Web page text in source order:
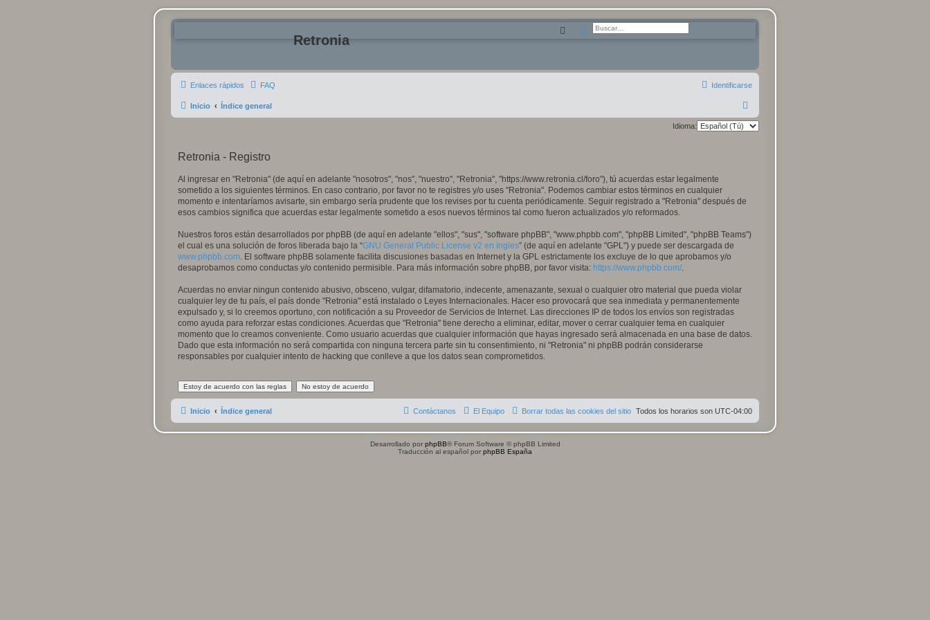
Retronia
BuscarBúsqueda avanzada
Enlaces rápidos FAQ Identificarse
Inicio Índice general
u
Idioma:
Retronia - Registro
Al ingresar en "Retronia" (de aquí en adelante "nosotros", "nos", "nuestro", "Retronia", "https://www.retronia.cl/foro"), tú acuerdas estar legalmente
sometido a los siguientes términos. En caso contrario, por favor no te registres y/o uses "Retronia". Podemos cambiar estos términos en cualquier
momento e intentaríamos avisarte, sin embargo sería prudente que los revises por tu cuenta periódicamente. Seguir registrado a "Retronia" después de
esos cambios significa que acuerdas estar legalmente sometido a esos nuevos términos tal como fueron actualizados y/o reformados.
Nuestros foros están desarrollados por phpBB (de aquí en adelante "ellos", "sus", "software phpBB", "www.phpbb.com", "phpBB Limited", "phpBB Teams")
el cual es una solución de foros liberada bajo la “GNU General Public License v2 en Ingles” (de aquí en adelante "GPL") y puede ser descargada de
www.phpbb.com . El software phpBB solamente facilita discusiones basadas en Internet y la GPL estrictamente los excluye de lo que aprobamos y/o
desaprobamos como conductas y/o contenido permisible. Para más información sobre phpBB, por favor visita: https://www.phpbb.com/
Acuerdas no enviar ningun contenido abusivo, obsceno, vulgar, difamatorio, indecente, amenazante, sexual o cualquier otro material que pueda violar
cualquier ley de tu país, el país donde "Retronia" está instalado o Leyes Internacionales. Hacer eso provocará que sea inmediata y permanentemente
expulsado y, si lo creemos oportuno, con notificación a su Proveedor de Servicios de Internet. Las direcciones IP de todos los envíos son registradas
como ayuda para reforzar estas condiciones. Acuerdas que "Retronia" tiene derecho a eliminar, editar, mover o cerrar cualquier tema en cualquier
momento que lo creamos conveniente. Como usuario acuerdas que cualquier información que hayas ingresado será almacenada en una base de datos.
Dado que esta información no será compartida con ninguna tercera parte sin tu consentimiento, ni "Retronia" ni phpBB podrán considerarse
responsables por cualquier intento de hacking que conlleve a que los datos sean comprometidos.
Inicio Índice general Todos los horarios son UTC-04:00
Borrar todas las cookies del sitio
El Equipo
Contáctanos
Desarrollado por phpBB® Forum Software © phpBB Limited
Traducción al español por phpBB España